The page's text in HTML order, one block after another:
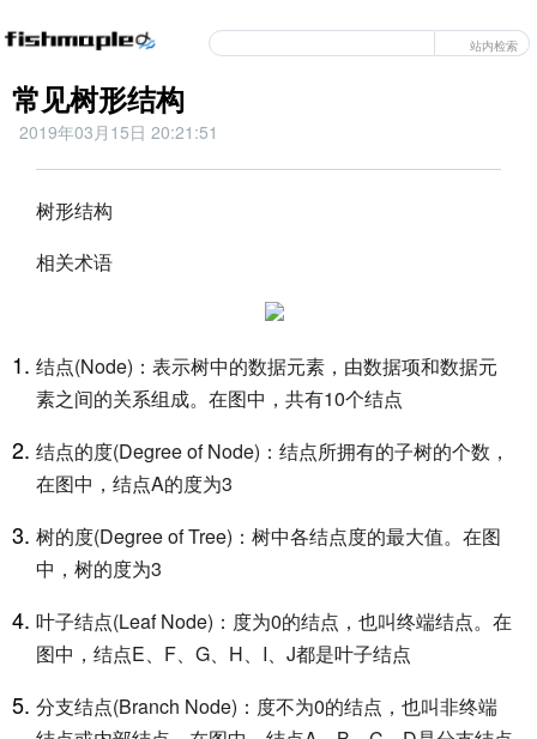
站内检索
常见树形结构
2019年03月15日 20:21:51
树形结构
相关术语
结点(Node)：表示树中的数据元素，由数据项和数据元
素之间的关系组成。在图中，共有10个结点
结点的度(Degree of Node)：结点所拥有的子树的个数，
在图中，结点A的度为3
树的度(Degree of Tree)：树中各结点度的最大值。在图
中，树的度为3
叶子结点(Leaf Node)：度为0的结点，也叫终端结点。在
图中，结点E、F、G、H、I、J都是叶子结点
分支结点(Branch Node)：度不为0的结点，也叫非终端